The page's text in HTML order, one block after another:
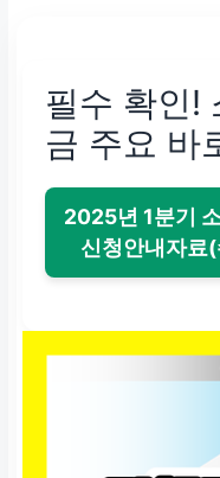
필수 확인!
금 주요 바
2025년 1분기
신청안내자료